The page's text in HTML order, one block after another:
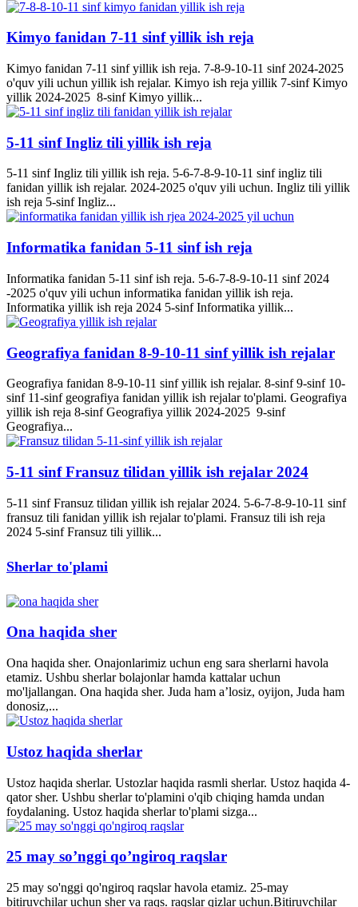
Kimyo fanidan 7-11 sinf yillik ish reja
Kimyo fanidan 7-11 sinf yillik ish reja. 7-8-9-10-11 sinf 2024-2025
o'quv yili uchun yillik ish rejalar. Kimyo ish reja yillik 7-sinf Kimyo
yillik 2024-2025 8-sinf Kimyo yillik...
5-11 sinf Ingliz tili yillik ish reja
5-11 sinf Ingliz tili yillik ish reja. 5-6-7-8-9-10-11 sinf ingliz tili
fanidan yillik ish rejalar. 2024-2025 o'quv yili uchun. Ingliz tili yillik
ish reja 5-sinf Ingliz...
Informatika fanidan 5-11 sinf ish reja
Informatika fanidan 5-11 sinf ish reja. 5-6-7-8-9-10-11 sinf 2024
-2025 o'quv yili uchun informatika fanidan yillik ish reja.
Informatika yillik ish reja 2024 5-sinf Informatika yillik...
Geografiya fanidan 8-9-10-11 sinf yillik ish rejalar
Geografiya fanidan 8-9-10-11 sinf yillik ish rejalar. 8-sinf 9-sinf 10-
sinf 11-sinf geografiya fanidan yillik ish rejalar to'plami. Geografiya
yillik ish reja 8-sinf Geografiya yillik 2024-2025 9-sinf
Geografiya...
5-11 sinf Fransuz tilidan yillik ish rejalar 2024
5-11 sinf Fransuz tilidan yillik ish rejalar 2024. 5-6-7-8-9-10-11 sinf
fransuz tili fanidan yillik ish rejalar to'plami. Fransuz tili ish reja
2024 5-sinf Fransuz tili yillik...
Sherlar to'plami
Ona haqida sher
Ona haqida sher. Onajonlarimiz uchun eng sara sherlarni havola
etamiz. Ushbu sherlar bolajonlar hamda kattalar uchun
mo'ljallangan. Ona haqida sher. Juda ham a’losiz, oyijon, Juda ham
donosiz,...
Ustoz haqida sherlar
Ustoz haqida sherlar. Ustozlar haqida rasmli sherlar. Ustoz haqida 4-
qator sher. Ushbu sherlar to'plamini o'qib chiqing hamda undan
foydalaning. Ustoz haqida sherlar to'plami sizga...
25 may so’nggi qo’ngiroq raqslar
25 may so'nggi qo'ngiroq raqslar havola etamiz. 25-may
bitiruvchilar uchun sher va raqs. raqslar qizlar uchun.Bitiruvchilar